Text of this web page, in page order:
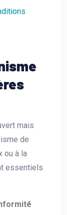
mais
de
ou à la
essentiels